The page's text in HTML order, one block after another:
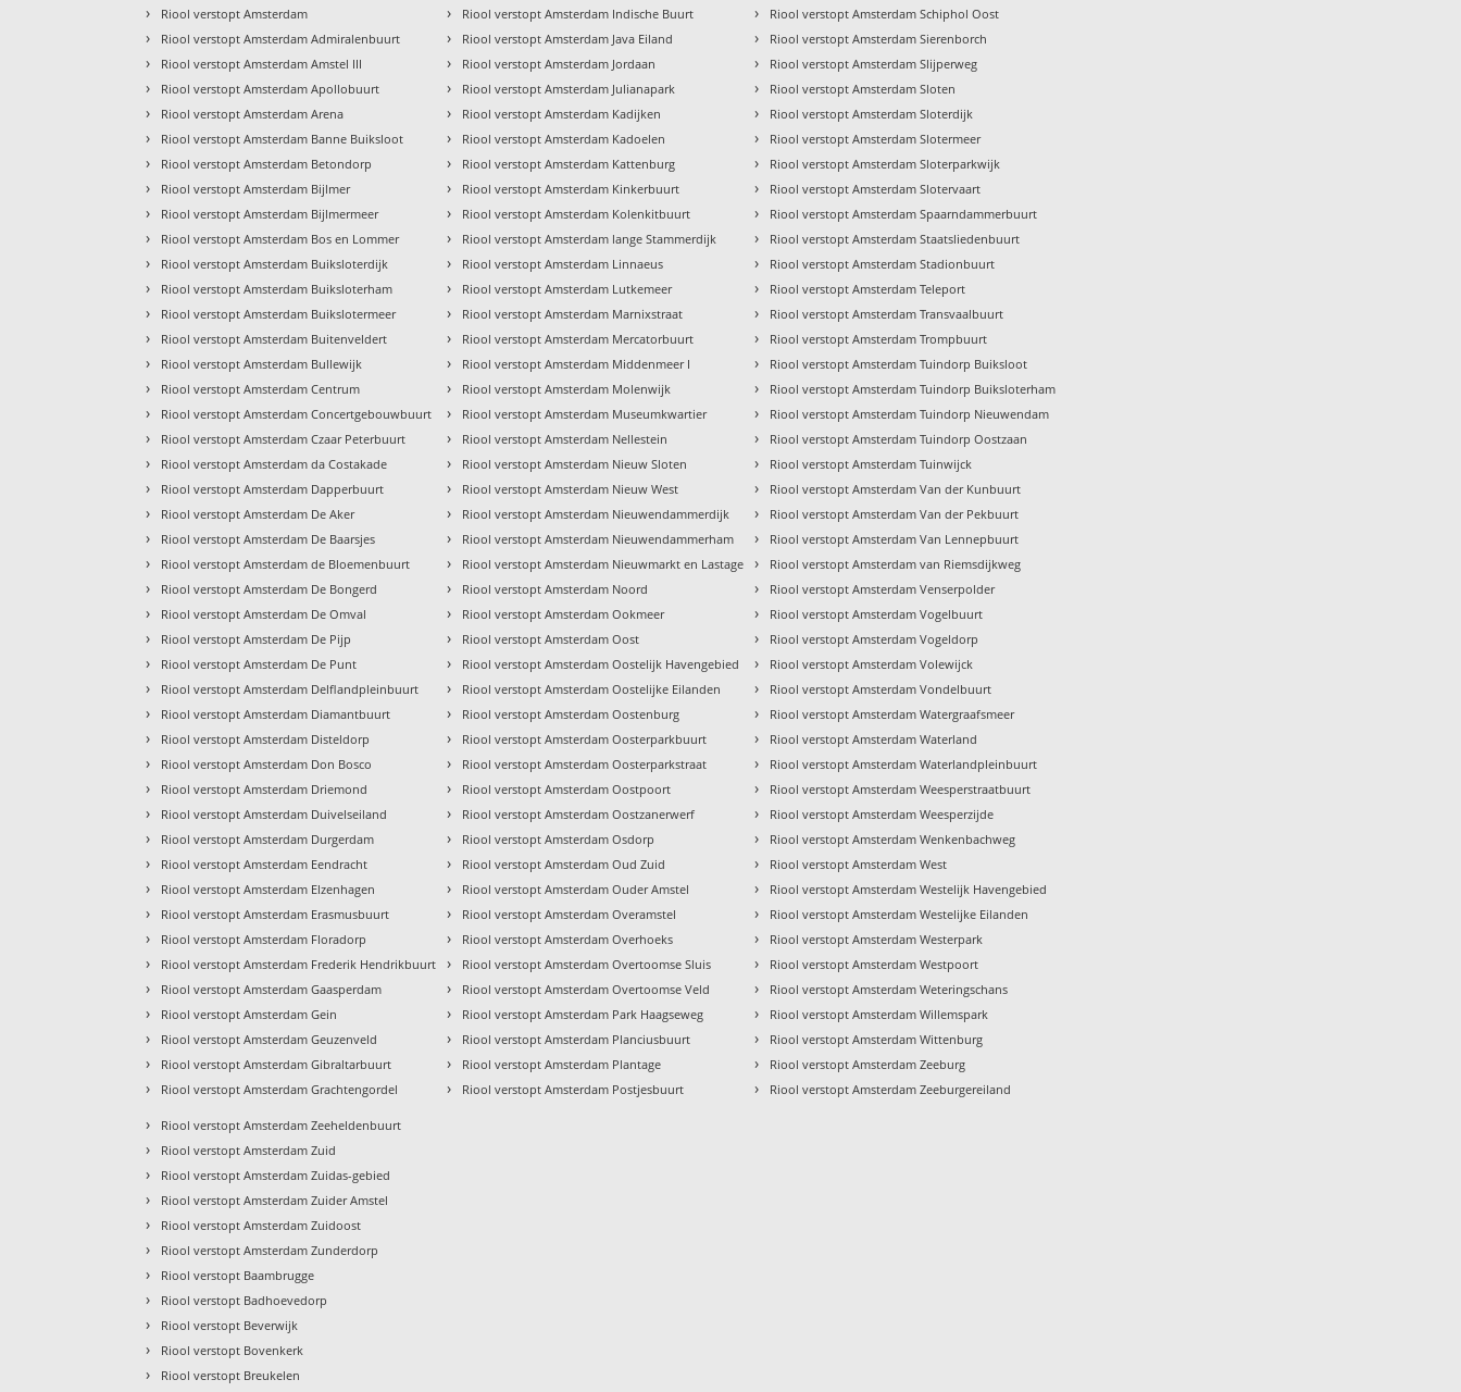
› Riool verstopt Amsterdam
› Riool verstopt Amsterdam Admiralenbuurt
› Riool verstopt Amsterdam Amstel III
› Riool verstopt Amsterdam Apollobuurt
› Riool verstopt Amsterdam Arena
› Riool verstopt Amsterdam Banne Buiksloot
› Riool verstopt Amsterdam Betondorp
› Riool verstopt Amsterdam Bijlmer
› Riool verstopt Amsterdam Bijlmermeer
› Riool verstopt Amsterdam Bos en Lommer
› Riool verstopt Amsterdam Buiksloterdijk
› Riool verstopt Amsterdam Buiksloterham
› Riool verstopt Amsterdam Buikslotermeer
› Riool verstopt Amsterdam Buitenveldert
› Riool verstopt Amsterdam Bullewijk
› Riool verstopt Amsterdam Centrum
› Riool verstopt Amsterdam Concertgebouwbuurt
› Riool verstopt Amsterdam Czaar Peterbuurt
› Riool verstopt Amsterdam da Costakade
› Riool verstopt Amsterdam Dapperbuurt
› Riool verstopt Amsterdam De Aker
› Riool verstopt Amsterdam De Baarsjes
› Riool verstopt Amsterdam de Bloemenbuurt
› Riool verstopt Amsterdam De Bongerd
› Riool verstopt Amsterdam De Omval
› Riool verstopt Amsterdam De Pijp
› Riool verstopt Amsterdam De Punt
› Riool verstopt Amsterdam Delflandpleinbuurt
› Riool verstopt Amsterdam Diamantbuurt
› Riool verstopt Amsterdam Disteldorp
› Riool verstopt Amsterdam Don Bosco
› Riool verstopt Amsterdam Driemond
› Riool verstopt Amsterdam Duivelseiland
› Riool verstopt Amsterdam Durgerdam
› Riool verstopt Amsterdam Eendracht
› Riool verstopt Amsterdam Elzenhagen
› Riool verstopt Amsterdam Erasmusbuurt
› Riool verstopt Amsterdam Floradorp
› Riool verstopt Amsterdam Frederik Hendrikbuurt
› Riool verstopt Amsterdam Gaasperdam
› Riool verstopt Amsterdam Gein
› Riool verstopt Amsterdam Geuzenveld
› Riool verstopt Amsterdam Gibraltarbuurt
› Riool verstopt Amsterdam Grachtengordel
› Riool verstopt Amsterdam Indische Buurt
› Riool verstopt Amsterdam Java Eiland
› Riool verstopt Amsterdam Jordaan
› Riool verstopt Amsterdam Julianapark
› Riool verstopt Amsterdam Kadijken
› Riool verstopt Amsterdam Kadoelen
› Riool verstopt Amsterdam Kattenburg
› Riool verstopt Amsterdam Kinkerbuurt
› Riool verstopt Amsterdam Kolenkitbuurt
› Riool verstopt Amsterdam lange Stammerdijk
› Riool verstopt Amsterdam Linnaeus
› Riool verstopt Amsterdam Lutkemeer
› Riool verstopt Amsterdam Marnixstraat
› Riool verstopt Amsterdam Mercatorbuurt
› Riool verstopt Amsterdam Middenmeer I
› Riool verstopt Amsterdam Molenwijk
› Riool verstopt Amsterdam Museumkwartier
› Riool verstopt Amsterdam Nellestein
› Riool verstopt Amsterdam Nieuw Sloten
› Riool verstopt Amsterdam Nieuw West
› Riool verstopt Amsterdam Nieuwendammerdijk
› Riool verstopt Amsterdam Nieuwendammerham
› Riool verstopt Amsterdam Nieuwmarkt en Lastage
› Riool verstopt Amsterdam Noord
› Riool verstopt Amsterdam Ookmeer
› Riool verstopt Amsterdam Oost
› Riool verstopt Amsterdam Oostelijk Havengebied
› Riool verstopt Amsterdam Oostelijke Eilanden
› Riool verstopt Amsterdam Oostenburg
› Riool verstopt Amsterdam Oosterparkbuurt
› Riool verstopt Amsterdam Oosterparkstraat
› Riool verstopt Amsterdam Oostpoort
› Riool verstopt Amsterdam Oostzanerwerf
› Riool verstopt Amsterdam Osdorp
› Riool verstopt Amsterdam Oud Zuid
› Riool verstopt Amsterdam Ouder Amstel
› Riool verstopt Amsterdam Overamstel
› Riool verstopt Amsterdam Overhoeks
› Riool verstopt Amsterdam Overtoomse Sluis
› Riool verstopt Amsterdam Overtoomse Veld
› Riool verstopt Amsterdam Park Haagseweg
› Riool verstopt Amsterdam Planciusbuurt
› Riool verstopt Amsterdam Plantage
› Riool verstopt Amsterdam Postjesbuurt
› Riool verstopt Amsterdam Schiphol Oost
› Riool verstopt Amsterdam Sierenborch
› Riool verstopt Amsterdam Slijperweg
› Riool verstopt Amsterdam Sloten
› Riool verstopt Amsterdam Sloterdijk
› Riool verstopt Amsterdam Slotermeer
› Riool verstopt Amsterdam Sloterparkwijk
› Riool verstopt Amsterdam Slotervaart
› Riool verstopt Amsterdam Spaarndammerbuurt
› Riool verstopt Amsterdam Staatsliedenbuurt
› Riool verstopt Amsterdam Stadionbuurt
› Riool verstopt Amsterdam Teleport
› Riool verstopt Amsterdam Transvaalbuurt
› Riool verstopt Amsterdam Trompbuurt
› Riool verstopt Amsterdam Tuindorp Buiksloot
› Riool verstopt Amsterdam Tuindorp Buiksloterham
› Riool verstopt Amsterdam Tuindorp Nieuwendam
› Riool verstopt Amsterdam Tuindorp Oostzaan
› Riool verstopt Amsterdam Tuinwijck
› Riool verstopt Amsterdam Van der Kunbuurt
› Riool verstopt Amsterdam Van der Pekbuurt
› Riool verstopt Amsterdam Van Lennepbuurt
› Riool verstopt Amsterdam van Riemsdijkweg
› Riool verstopt Amsterdam Venserpolder
› Riool verstopt Amsterdam Vogelbuurt
› Riool verstopt Amsterdam Vogeldorp
› Riool verstopt Amsterdam Volewijck
› Riool verstopt Amsterdam Vondelbuurt
› Riool verstopt Amsterdam Watergraafsmeer
› Riool verstopt Amsterdam Waterland
› Riool verstopt Amsterdam Waterlandpleinbuurt
› Riool verstopt Amsterdam Weesperstraatbuurt
› Riool verstopt Amsterdam Weesperzijde
› Riool verstopt Amsterdam Wenkenbachweg
› Riool verstopt Amsterdam West
› Riool verstopt Amsterdam Westelijk Havengebied
› Riool verstopt Amsterdam Westelijke Eilanden
› Riool verstopt Amsterdam Westerpark
› Riool verstopt Amsterdam Westpoort
› Riool verstopt Amsterdam Weteringschans
› Riool verstopt Amsterdam Willemspark
› Riool verstopt Amsterdam Wittenburg
› Riool verstopt Amsterdam Zeeburg
› Riool verstopt Amsterdam Zeeburgereiland
› Riool verstopt Amsterdam Zeeheldenbuurt
› Riool verstopt Amsterdam Zuid
› Riool verstopt Amsterdam Zuidas-gebied
› Riool verstopt Amsterdam Zuider Amstel
› Riool verstopt Amsterdam Zuidoost
› Riool verstopt Amsterdam Zunderdorp
› Riool verstopt Baambrugge
› Riool verstopt Badhoevedorp
› Riool verstopt Beverwijk
› Riool verstopt Bovenkerk
› Riool verstopt Breukelen